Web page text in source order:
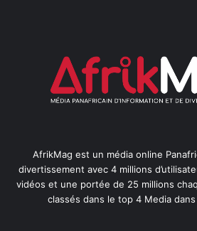
AfrikMag est un média online
divertissement avec 4 millions
vidéos et une portée de 25 millions
classés dans le top 4 Media